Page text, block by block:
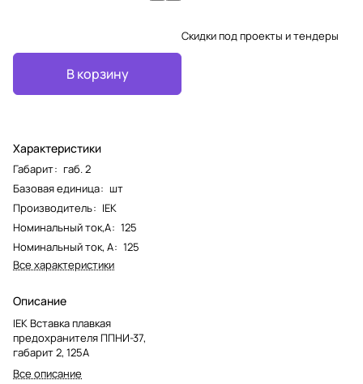
В корзину
Характеристики
Габарит: габ. 2
Базовая единица: шт
Производитель: IEK
Номинальный ток,А: 125
Номинальный ток, А: 125
Все характеристики
Описание
IEK Вставка плавкая
предохранителя ППНИ-37,
габарит 2, 125А
Все описание
Скидки под проекты и тендеры